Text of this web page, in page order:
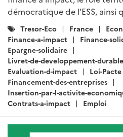
démocratique de l’ESS, ainsi
Catégories
:
Tresor-Eco France
Finance-a-impact
Finance-
Epargne-solidaire
Livret-de-developpement-
Evaluation-d-impact
Loi-Pacte
Financement-des-entreprises
Insertion-par-l-activite-
Contrats-a-impact
Emploi